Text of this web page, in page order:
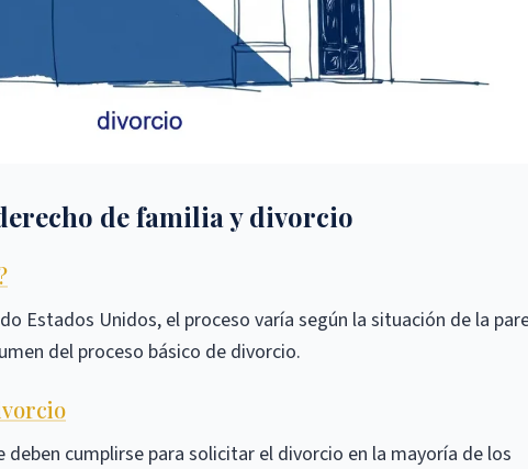
de familia y divorcio
Estados Unidos, el proceso varía según la situación de la
del proceso básico de divorcio.
cumplirse para solicitar el divorcio en la mayoría de los